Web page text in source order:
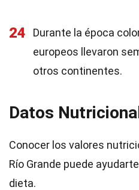
24
Durante la época
europeos llevaron
otros continentes.
Datos
Conocer los valores
Río Grande puede
dieta.